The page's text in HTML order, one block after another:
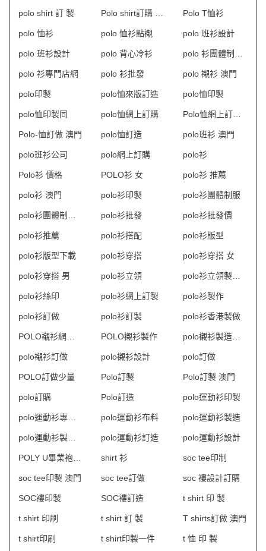
polo shirt 訂 製 Polo T恤衫
polo 恤衫 polo 恤衫點襯 polo 班衫設計
polo 班衫設計 polo 背心冷衫
polo 衫專門店網 polo 衫批發 polo 襯衫 澳門
polo印製 polo恤來版訂造 polo恤印製
polo恤印製同 polo恤網上訂購
Polo-恤訂做 澳門 polo恤訂造 polo班衫 澳門
polo班衫公司 polo網上訂購 polo衫
Polo衫 價格 POLO衫 女 polo衫 推薦
polo衫 澳門 polo衫印製 polo衫團體制服
polo衫批發 polo衫批發價
polo衫推薦 polo衫搭配 polo衫版型
polo衫版型下載 polo衫穿搭 polo衫穿搭 女
polo衫穿搭 男 polo衫立領
polo衫絲印 polo衫網上訂製 polo衫製作
polo衫訂做 polo衫訂製 polo衫香港製做
POLO襯衫製作
polo襯衫訂做 polo襯衫設計 polo訂做
POLO訂做少量 Polo訂製 Polo訂製 澳門
polo訂購 Polo訂造 polo運動衫印製
polo運動衫布料 polo運動衫製造
polo運動衫訂造 polo運動衫設計
shirt 衫 soc tee印制
soc tee印製 澳門 soc tee訂做 soc 褸設計訂購
SOC褸印製 SOC褸訂造 t shirt 印 製
t shirt 印刷 t shirt 訂 製 T shirts訂做 澳門
t shirt印刷 t shirt印製一件 t 恤 印 製